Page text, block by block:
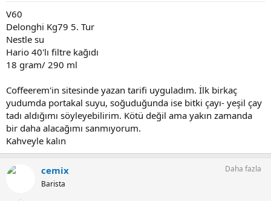
V60
Delonghi Kg79 5. Tur
Nestle su
Hario 40'lı filtre kağıdı
18 gram/ 290 ml
Coffeerem'in sitesinde yazan tarifi uyguladım. İlk birkaç
yudumda portakal suyu, soğuduğunda ise bitki çayı- yeşil çay
tadı aldığımı söyleyebilirim. Kötü değil ama yakın zamanda
bir daha alacağımı sanmıyorum.
Kahveyle kalın
cemix
Barista
Daha fazla